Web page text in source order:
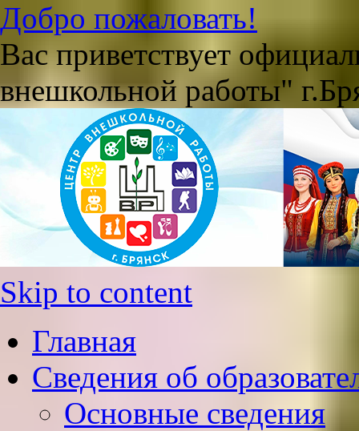
Добро пожаловать!
Вас приветствует
внешкольной работы"
Skip to content
Главная
Сведения об
Основные сведения